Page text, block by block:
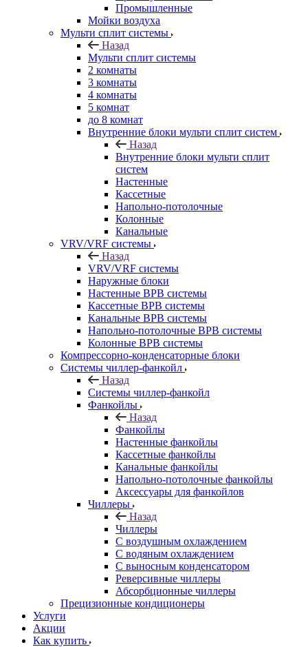
Промышленные
Мойки воздуха
Мульти сплит системы
Назад
Мульти сплит системы
2 комнаты
3 комнаты
4 комнаты
5 комнат
до 8 комнат
Внутренние блоки мульти сплит систем
Назад
Внутренние блоки мульти сплит
систем
Настенные
Кассетные
Напольно-потолочные
Колонные
Канальные
VRV/VRF системы
Назад
VRV/VRF системы
Наружные блоки
Настенные ВРВ системы
Кассетные ВРВ системы
Канальные ВРВ системы
Напольно-потолочные ВРВ системы
Колонные ВРВ системы
Компрессорно-конденсаторные блоки
Системы чиллер-фанкойл
Назад
Системы чиллер-фанкойл
Фанкойлы
Назад
Фанкойлы
Настенные фанкойлы
Кассетные фанкойлы
Канальные фанкойлы
Напольно-потолочные фанкойлы
Аксессуары для фанкойлов
Чиллеры
Назад
Чиллеры
С воздушным охлаждением
С водяным охлаждением
С выносным конденсатором
Реверсивные чиллеры
Абсорбционные чиллеры
Прецизионные кондиционеры
Услуги
Акции
Как купить